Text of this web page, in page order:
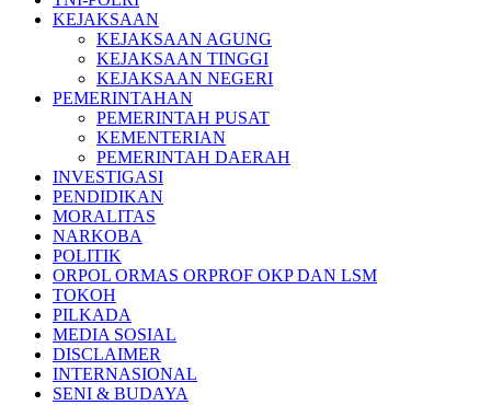
KEJAKSAAN
KEJAKSAAN AGUNG
KEJAKSAAN TINGGI
KEJAKSAAN NEGERI
PEMERINTAHAN
PEMERINTAH PUSAT
KEMENTERIAN
PEMERINTAH DAERAH
INVESTIGASI
PENDIDIKAN
MORALITAS
NARKOBA
POLITIK
ORPOL ORMAS ORPROF OKP DAN LSM
TOKOH
PILKADA
MEDIA SOSIAL
DISCLAIMER
INTERNASIONAL
SENI & BUDAYA